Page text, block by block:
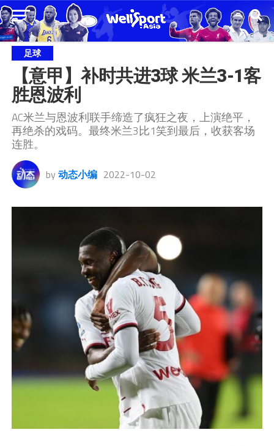
足球
【意甲】补时共进3球 米兰3-1客
胜恩波利
AC米兰与恩波利联手缔造了疯狂之夜，上演绝平，
再绝杀的戏码。最终米兰3比1笑到最后，收获客场
连胜。
by 动态小编 2022-10-02